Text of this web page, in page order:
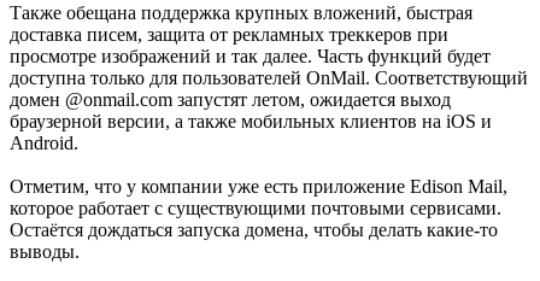
Также обещана поддержка крупных вложений, быстрая
доставка писем, защита от рекламных треккеров при
просмотре изображений и так далее. Часть функций будет
доступна только для пользователей OnMail. Соответствующий
домен @onmail.com запустят летом, ожидается выход
браузерной версии, а также мобильных клиентов на iOS и
Android.
Отметим, что у компании уже есть приложение Edison Mail,
которое работает с существующими почтовыми сервисами.
Остаётся дождаться запуска домена, чтобы делать какие-то
выводы.